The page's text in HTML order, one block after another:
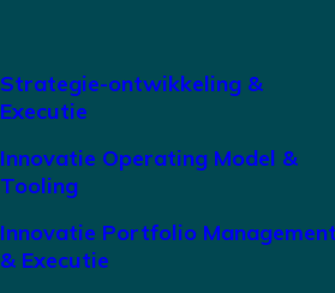
Strategie-ontwikkeling &
Executie
Innovatie Operating Model &
Tooling
Innovatie Portfolio Management
& Executie